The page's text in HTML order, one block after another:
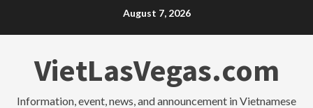
August 7, 2026
VietLasVegas.com
Information, event, news, and announcement in Vietnamese